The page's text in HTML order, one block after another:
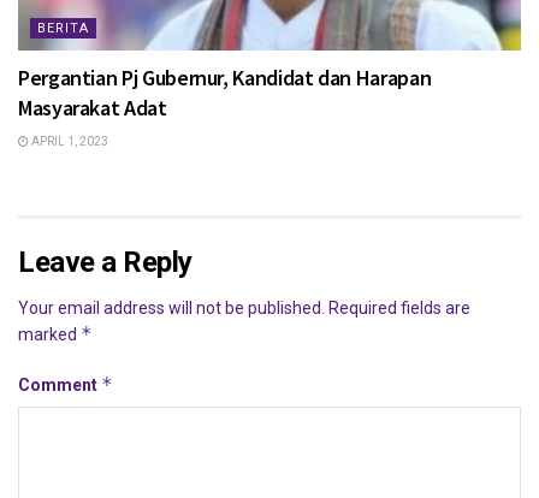
BERITA
Pergantian Pj Gubernur, Kandidat dan Harapan
Masyarakat Adat
APRIL 1, 2023
Leave a Reply
Your email address will not be published. Required fields are
marked *
Comment *